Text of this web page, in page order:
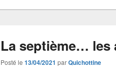
La septième… les
Posté le 13/04/2021 parQuichottine